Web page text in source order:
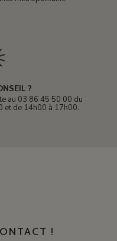
?
au 03 86 45 50 00 du
et de 14h00 à 17h00.
!